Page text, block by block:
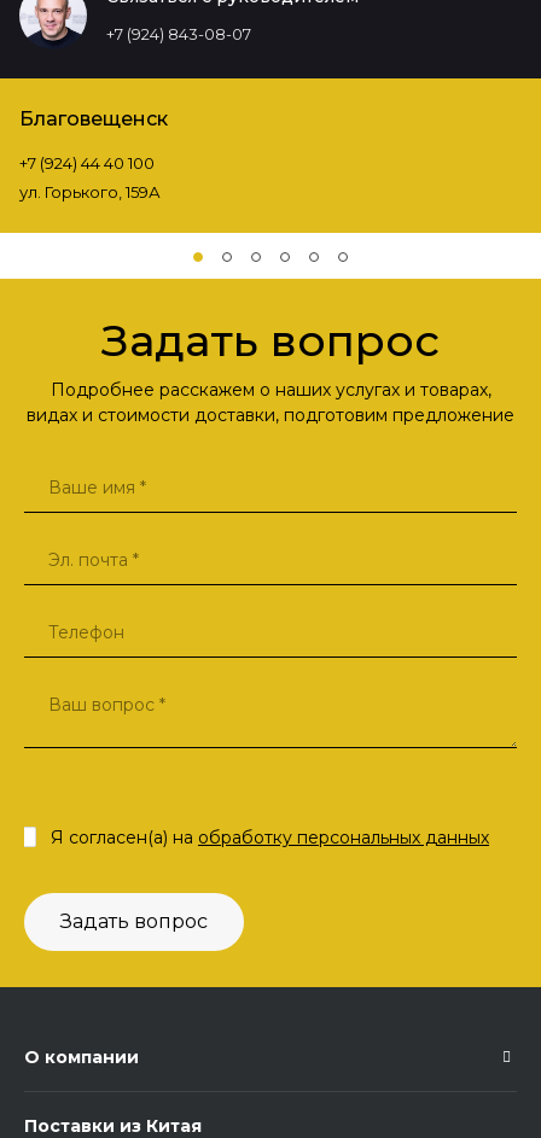
+7 (924) 843-08-07
Благовещенск
+7 (924) 44 40 100
ул. Горького, 159А
Задать вопрос
Подробнее расскажем о наших услугах и товарах,
видах и стоимости доставки, подготовим предложение
Задать вопрос
Я согласен(а) на обработку персональных данных
О компании
Поставки из Китая